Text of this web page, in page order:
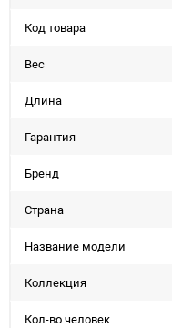
Код товара
Вес
Длина
Гарантия
Бренд
Страна
Название модели
Коллекция
Кол-во человек